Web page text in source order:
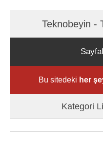
Teknobeyin -
Bu sitedeki her
Kategori